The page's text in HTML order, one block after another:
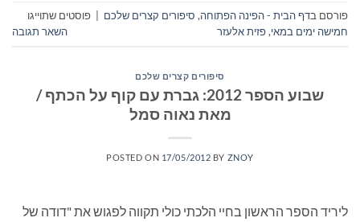
פורסם בדף הבית - הפינה הפתוחה, סיפורים קצרים שלכם
פוסטים שתוייגו
חמישה ימים במאי,פזית אלעזר השאר תגובה
סיפורים קצרים שלכם
שבוע הספר 2012: גברת עם קוף על הכתף /
מאת נאוה סמל
POSTED ON 17/05/2012 BY ZNOY
ליריד הספר הראשון בחיי הלכתי כולי תקווה לפגוש את "דודה של